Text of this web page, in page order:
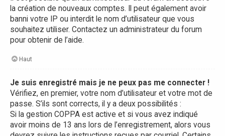
la création de nouveaux comptes. Il peut également avoir
banni votre IP ou interdit le nom d’utilisateur que vous
souhaitez utiliser. Contactez un administrateur du forum
pour obtenir de l’aide.
Haut
Je suis enregistré mais je ne peux pas me connecter !
Vérifiez, en premier, votre nom d’utilisateur et votre mot de
passe. S’ils sont corrects, il y a deux possibilités :
Si la gestion COPPA est active et si vous avez indiqué
avoir moins de 13 ans lors de l’enregistrement, alors vous